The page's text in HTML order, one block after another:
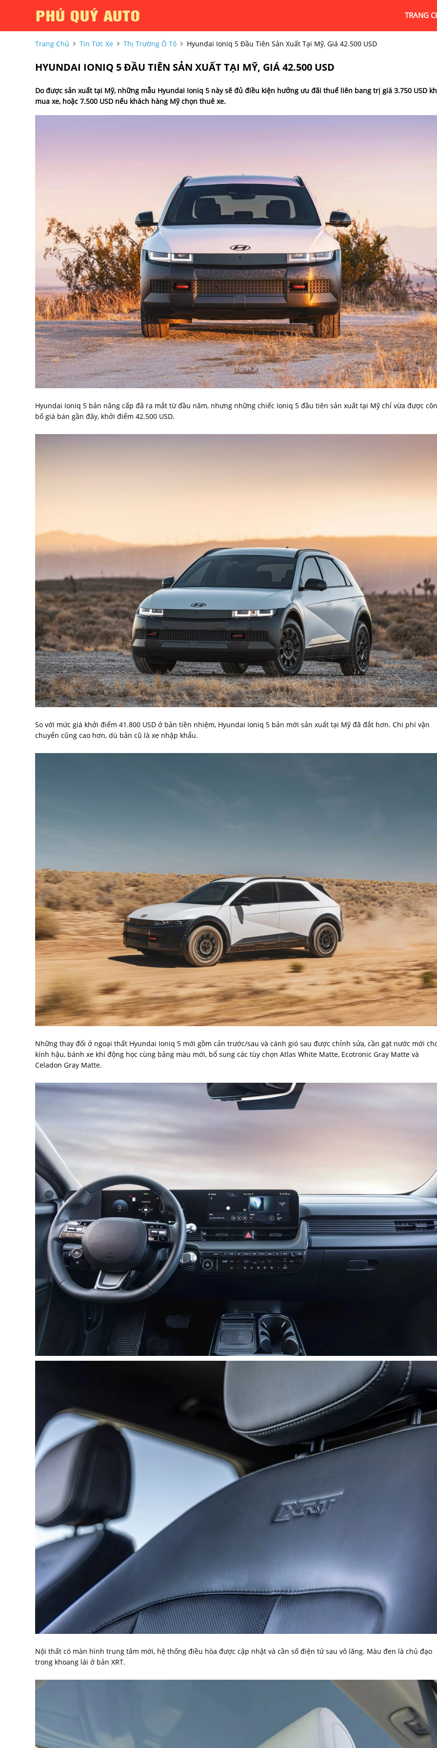
TRANG
Trang Chủ Tin Tức Xe Thị Trường Ô Tô Hyundai Ioniq 5 Đầu Tiên Sản Xuất Tại Mỹ, Giá 42.500 USD
HYUNDAI IONIQ 5 ĐẦU TIÊN SẢN XUẤT TẠI MỸ, GIÁ 42.500 USD
Do được sản xuất tại Mỹ, những mẫu Hyundai Ioniq 5 này sẽ đủ điều kiện hưởng ưu đãi thuế liên bang trị giá 3.750 USD
mua xe, hoặc 7.500 USD nếu khách hàng Mỹ chọn thuê xe.
Hyundai Ioniq 5 bản nâng cấp đã ra mắt từ đầu năm, nhưng những chiếc Ioniq 5 đầu tiên sản xuất tại Mỹ chỉ vừa được
bố giá bán gần đây, khởi điểm 42.500 USD.
So với mức giá khởi điểm 41.800 USD ở bản tiền nhiệm, Hyundai Ioniq 5 bản mới sản xuất tại Mỹ đã đắt hơn. Chi phí vận
chuyển cũng cao hơn, dù bản cũ là xe nhập khẩu.
Những thay đổi ở ngoại thất Hyundai Ioniq 5 mới gồm cản trước/sau và cánh gió sau được chỉnh sửa, cần gạt nước mới
kính hậu, bánh xe khí động học cùng bảng màu mới, bổ sung các tùy chọn Atlas White Matte, Ecotronic Gray Matte và
Celadon Gray Matte.
Nội thất có màn hình trung tâm mới, hệ thống điều hòa được cập nhật và cần số điện tử sau vô lăng. Màu đen là chủ đạo
trong khoang lái ở bản XRT.